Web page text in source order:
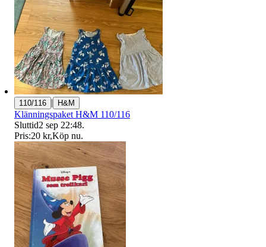
110/116 | H&M
Klänningspaket H&M 110/116
Sluttid2 sep 22:48.
Pris:20 kr,Köp nu.